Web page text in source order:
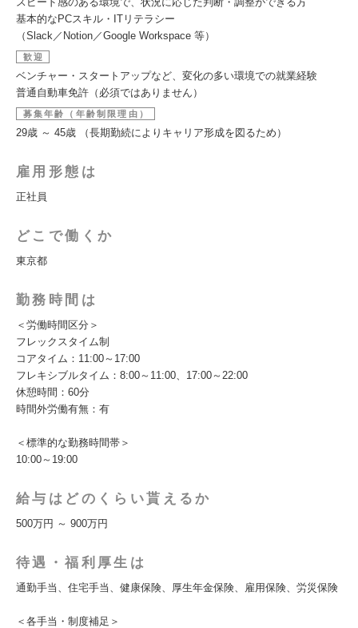
基本的なPCスキル・ITリテラシー
（Slack／Notion／Google Workspace 等）
歓迎
ベンチャー・スタートアップなど、変化の多い環境での就業経験
普通自動車免許（必須ではありません）
募集年齢（年齢制限理由）
29歳 ～ 45歳 （長期勤続によりキャリア形成を図るため）
雇用形態は
正社員
どこで働くか
東京都
勤務時間は
＜労働時間区分＞
フレックスタイム制
コアタイム：11:00～17:00
フレキシブルタイム：8:00～11:00、17:00～22:00
休憩時間：60分
時間外労働有無：有
＜標準的な勤務時間帯＞
10:00～19:00
給与はどのくらい貰えるか
500万円 ～ 900万円
待遇・福利厚生は
通勤手当、住宅手当、健康保険、厚生年金保険、雇用保険、労災保険
＜各手当・制度補足＞